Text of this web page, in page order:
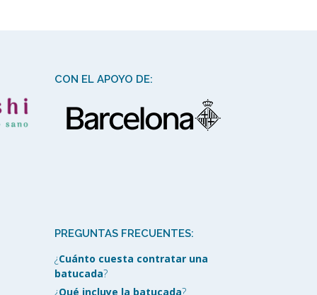
CON EL APOYO DE:
PREGUNTAS FRECUENTES:
¿Cuánto cuesta contratar una
batucada?
¿Qué incluye la batucada?